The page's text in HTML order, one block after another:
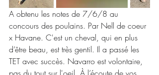
A obtenu les notes de 7/6/8 au
concours des poulains. Par Nell de coeur
x Havane. C'est un cheval, qui en plus
d’être beau, est très gentil. Il a passé les
TET avec succès. Navarro est volontaire,